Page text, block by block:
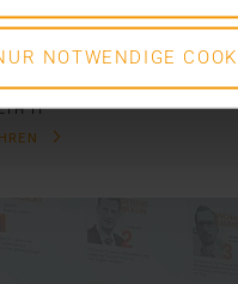
NOTWENDIGE
halten und trotz
IT